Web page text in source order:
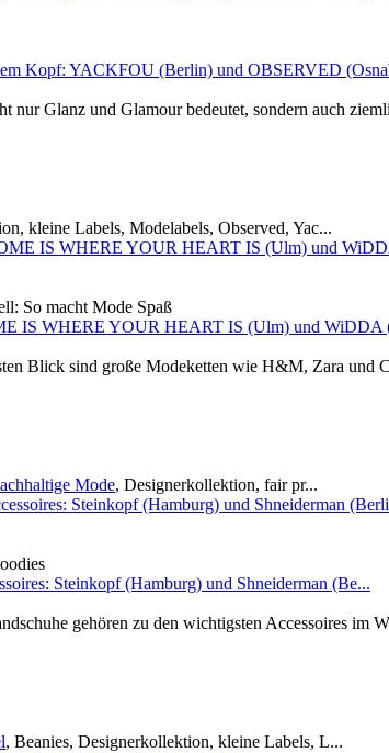
Kopf: YACKFOU (Berlin) und OBSERVED
nur Glanz und Glamour bedeutet, sondern auch
kleine Labels, Modelabels, Observed, Yac...
So macht Mode Spaß
IS WHERE YOUR HEART IS (Ulm) und WiDDA
Blick sind große Modeketten wie H&M, Zara und
Mode, Designerkollektion, fair pr...
Steinkopf (Hamburg) und Shneiderman (Be...
gehören zu den wichtigsten Accessoires im
, Beanies, Designerkollektion, kleine Labels, L...